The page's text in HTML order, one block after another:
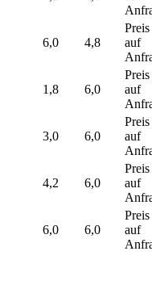
6,0 4,8
Preis
auf
1,8 6,0
Preis
auf
3,0 6,0
Preis
auf
4,2 6,0
Preis
auf
6,0 6,0
Preis
auf